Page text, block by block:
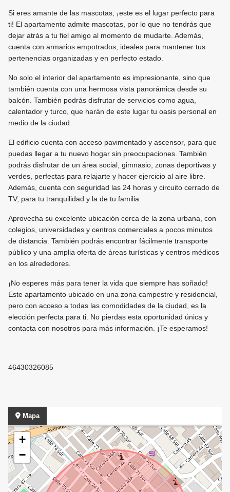
Si eres amante de las mascotas, ¡este es el lugar perfecto para
ti! El apartamento admite mascotas, por lo que no tendrás que
dejar atrás a tu fiel amigo al momento de mudarte. Además,
cuenta con armarios empotrados, ideales para mantener tus
pertenencias organizadas y en perfecto estado.
No solo el interior del apartamento es impresionante, sino que
también cuenta con una hermosa vista panorámica desde su
balcón. También podrás disfrutar de servicios como agua,
calentador y turco, que harán de este lugar tu oasis personal en
medio de la ciudad.
El edificio cuenta con acceso pavimentado y ascensor, para que
puedas llegar a tu nuevo hogar sin preocupaciones. También
podrás disfrutar de un área social, gimnasio, zonas deportivas y
verdes, perfectas para relajarte y hacer ejercicio al aire libre.
Además, cuenta con seguridad las 24 horas y circuito cerrado de
TV, para tu tranquilidad y la de tu familia.
Aprovecha su excelente ubicación cerca de la zona urbana, con
colegios, universidades y centros comerciales a pocos minutos
de distancia. También podrás encontrar fácilmente transporte
público y una amplia oferta de áreas turísticas y centros médicos
en los alrededores.
¡No esperes más para tener la vida que siempre has soñado!
Este apartamento ubicado en una zona campestre y residencial,
pero con acceso a todas las comodidades de la ciudad, es la
elección perfecta para ti. No pierdas esta oportunidad única y
contacta con nosotros para más información. ¡Te esperamos!
46430326085
Mapa
+
−